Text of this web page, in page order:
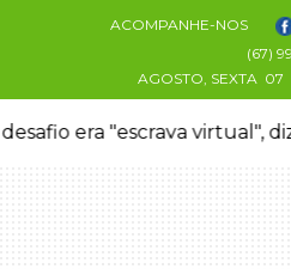
ACOMPANHE-NOS
(67)
AGOSTO, SEXTA 07
era "escrava virtual",